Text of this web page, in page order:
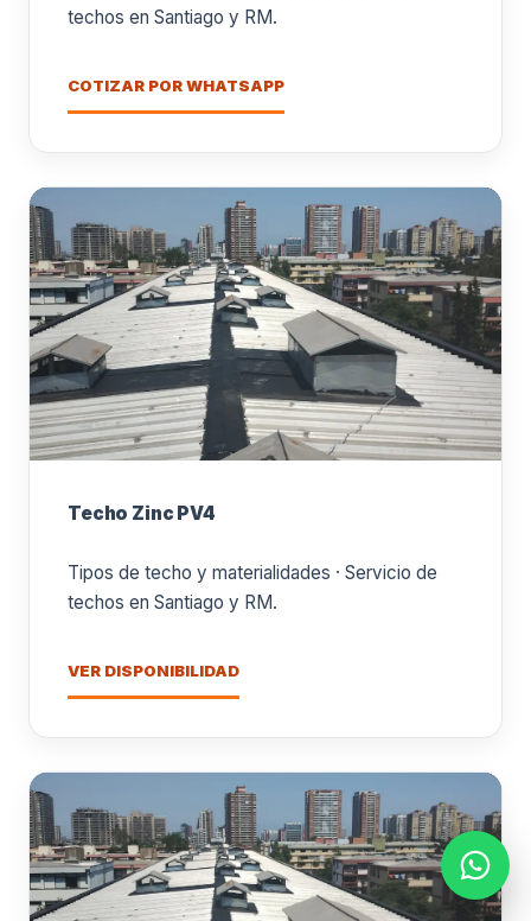
techos en Santiago y RM.
COTIZAR POR WHATSAPP
Techo Zinc PV4
Tipos de techo y materialidades · Servicio de
techos en Santiago y RM.
VER DISPONIBILIDAD